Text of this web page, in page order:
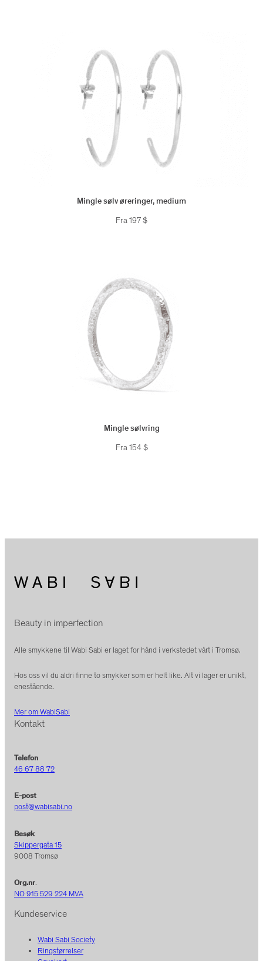
Mingle sølv øreringer, medium
Fra197$
Mingle sølvring
Fra154$
Beauty in imperfection
Alle smykkene til Wabi Sabi er laget for hånd i verkstedet vårt i Tromsø.
Hos oss vil du aldri finne to smykker som er helt like. Alt vi lager er unikt,
enestående.
Mer om WabiSabi
Kontakt
Telefon
46 67 88 72
E-post
post@wabisabi.no
Besøk
Skippergata 15
9008 Tromsø
Org.nr.
NO 915 529 224 MVA
Kundeservice
Wabi Sabi Society
Ringstørrelser